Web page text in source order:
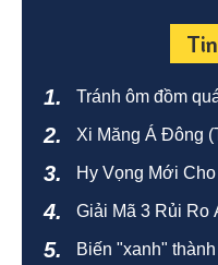
Tránh ôm đồm
Xi Măng Á Đông
Hy Vọng Mới
Giải Mã 3 Rủi Ro
Phòng
Biến "xanh"